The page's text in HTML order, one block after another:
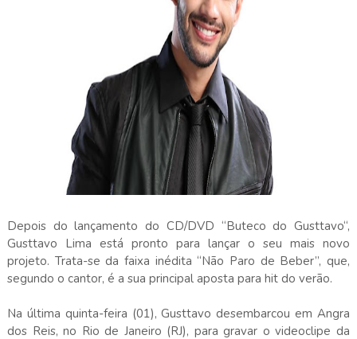
Depois do lançamento do CD/DVD “Buteco do Gusttavo“,
Gusttavo Lima está pronto para lançar o seu mais novo
projeto. Trata-se da faixa inédita “Não Paro de Beber”, que,
segundo o cantor, é a sua principal aposta para hit do verão.
Na última quinta-feira (01), Gusttavo desembarcou em Angra
dos Reis, no Rio de Janeiro (RJ), para gravar o videoclipe da